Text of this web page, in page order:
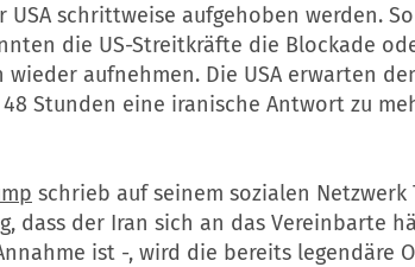
USA schrittweise aufgehoben werden.
die US-Streitkräfte die Blockade
aufnehmen. Die USA erwarten
Stunden eine iranische Antwort zu
schrieb auf seinem sozialen Netzwerk
dass der Iran sich an das Vereinbarte
ist -, wird die bereits legendäre